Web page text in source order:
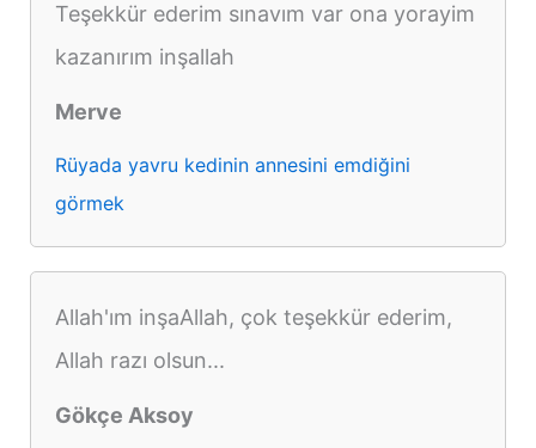
Teşekkür ederim sınavım var ona yorayim
kazanırım inşallah
Merve
Rüyada yavru kedinin annesini emdiğini
görmek
Allah'ım inşaAllah, çok teşekkür ederim,
Allah razı olsun...
Gökçe Aksoy